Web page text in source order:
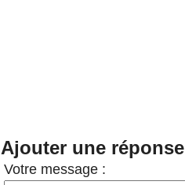
Ajouter une réponse
Votre message :